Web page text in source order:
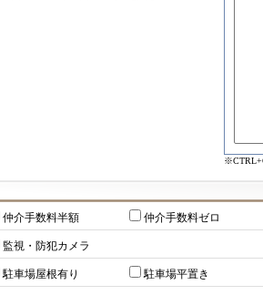
仲介手数料半額 仲介手数料ゼロ
監視・防犯カメラ
駐車場屋根有り 駐車場平置き